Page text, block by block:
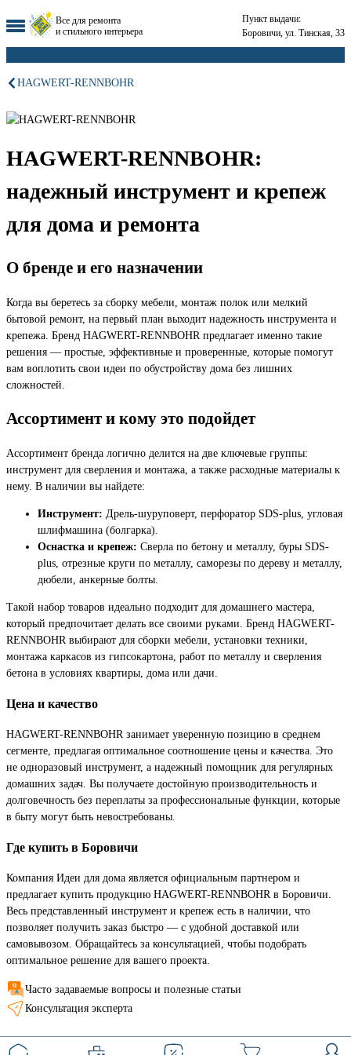
Все для ремонта
и стильного интерьера
Пункт выдачи:
Боровичи, ул. Тинская, 33
HAGWERT-RENNBOHR
HAGWERT-RENNBOHR:
надежный инструмент и крепеж
для дома и ремонта
О бренде и его назначении
Когда вы беретесь за сборку мебели, монтаж полок или мелкий
бытовой ремонт, на первый план выходит надежность инструмента и
крепежа. Бренд HAGWERT-RENNBOHR предлагает именно такие
решения — простые, эффективные и проверенные, которые помогут
вам воплотить свои идеи по обустройству дома без лишних
сложностей.
Ассортимент и кому это подойдет
Ассортимент бренда логично делится на две ключевые группы:
инструмент для сверления и монтажа, а также расходные материалы к
нему. В наличии вы найдете:
Инструмент: Дрель-шуруповерт, перфоратор SDS-plus, угловая
шлифмашина (болгарка).
Оснастка и крепеж: Сверла по бетону и металлу, буры SDS-
plus, отрезные круги по металлу, саморезы по дереву и металлу,
дюбели, анкерные болты.
Такой набор товаров идеально подходит для домашнего мастера,
который предпочитает делать все своими руками. Бренд HAGWERT-
RENNBOHR выбирают для сборки мебели, установки техники,
монтажа каркасов из гипсокартона, работ по металлу и сверления
бетона в условиях квартиры, дома или дачи.
Цена и качество
HAGWERT-RENNBOHR занимает уверенную позицию в среднем
сегменте, предлагая оптимальное соотношение цены и качества. Это
не одноразовый инструмент, а надежный помощник для регулярных
домашних задач. Вы получаете достойную производительность и
долговечность без переплаты за профессиональные функции, которые
в быту могут быть невостребованы.
Где купить в Боровичи
Компания Идеи для дома является официальным партнером и
предлагает купить продукцию HAGWERT-RENNBOHR в Боровичи.
Весь представленный инструмент и крепеж есть в наличии, что
позволяет получить заказ быстро — с удобной доставкой или
самовывозом. Обращайтесь за консультацией, чтобы подобрать
оптимальное решение для вашего проекта.
Часто задаваемые вопросы и полезные статьи
Консультация эксперта